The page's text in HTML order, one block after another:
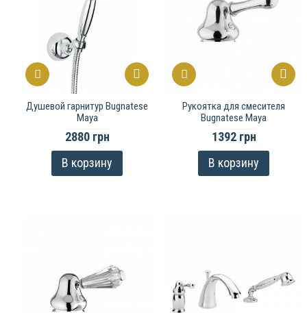
Душевой гарнитур Bugnatese
Maya
2880 грн
В корзину
Рукоятка для смесителя
Bugnatese Maya
1392 грн
В корзину